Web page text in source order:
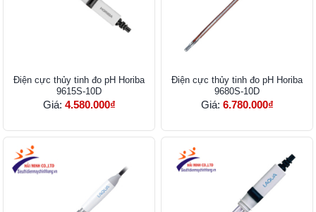
Điện cực thủy tinh đo pH Horiba
9615S-10D
Giá: 4.580.000₫
Điện cực thủy tinh đo pH Horiba
9680S-10D
Giá: 6.780.000₫